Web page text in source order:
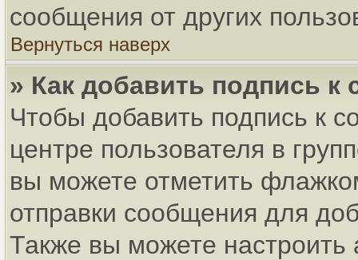
сообщения от других
Вернуться наверх
» Как добавить подпись
Чтобы добавить подпись к
центре пользователя в
вы можете отметить
отправки сообщения для
Также вы можете настроить